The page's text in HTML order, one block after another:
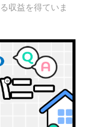
収益を得ていま